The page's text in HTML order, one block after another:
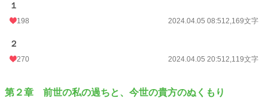
１
198 2024.04.05 08:512,169文字
２
270 2024.04.05 20:512,119文字
第２章 前世の私の過ちと、今世の貴方のぬくもり